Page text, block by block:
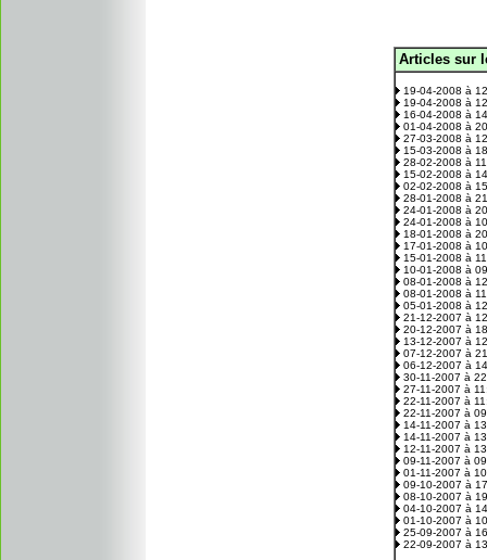
Articles sur
19-04-2008 à
19-04-2008 à
16-04-2008 à
01-04-2008 à
27-03-2008 à
15-03-2008 à
28-02-2008 à
15-02-2008 à
02-02-2008 à
28-01-2008 à
24-01-2008 à
24-01-2008 à
18-01-2008 à
17-01-2008 à
15-01-2008 à
10-01-2008 à
08-01-2008 à
08-01-2008 à
05-01-2008 à
21-12-2007 à
20-12-2007 à
13-12-2007 à
07-12-2007 à
06-12-2007 à
30-11-2007 à
27-11-2007 à
22-11-2007 à
22-11-2007 à
14-11-2007 à
14-11-2007 à
12-11-2007 à
09-11-2007 à
01-11-2007 à
09-10-2007 à
08-10-2007 à
04-10-2007 à
01-10-2007 à
25-09-2007 à
22-09-2007 à